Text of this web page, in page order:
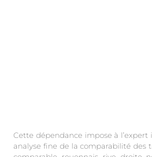
Cette dépendance impose à
analyse fine de la comparabilité des